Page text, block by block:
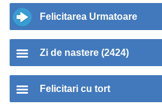
Felicitarea Urmatoare
Zi de nastere (2424)
Felicitari cu tort